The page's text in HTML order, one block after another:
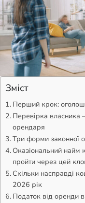
Зміст
Перший крок:
Перевірка власника
орендаря
Три форми законної
Оказіональний
пройти через цей
Скільки насправді
2026 рік
Податок від оренди